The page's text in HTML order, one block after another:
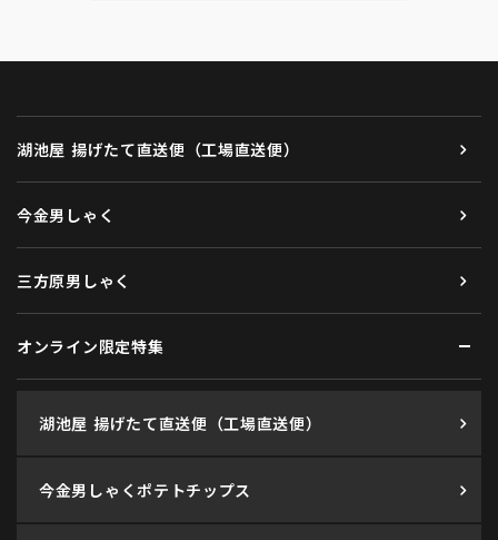
湖池屋 揚げたて直送便（工場直送便）
今金男しゃく
三方原男しゃく
オンライン限定特集
湖池屋 揚げたて直送便（工場直送便）
今金男しゃくポテトチップス